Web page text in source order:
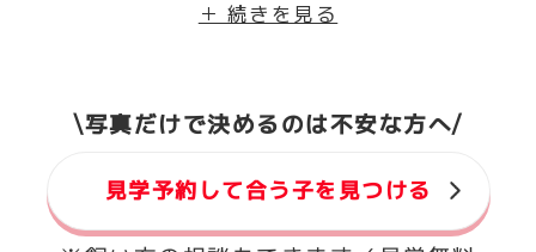
出産予定日：2026-03-＋ 続きを見る
\写真だけで決めるのは不安な方へ/
見学予約して合う子を見つける